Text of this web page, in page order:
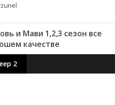
и Мави 1,2,3 сезон все
качестве
2